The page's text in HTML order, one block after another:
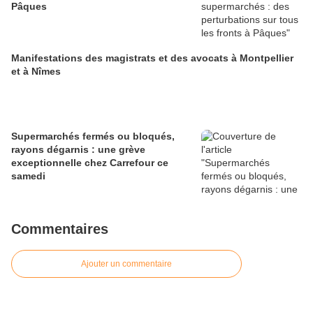
Pâques
Manifestations des magistrats et des avocats à Montpellier
et à Nîmes
Supermarchés fermés ou bloqués,
rayons dégarnis : une grève
exceptionnelle chez Carrefour ce
samedi
Commentaires
Ajouter un commentaire